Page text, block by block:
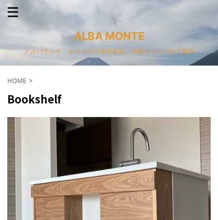
ALBA MONTE
アルバモンテ オリジナル造作家具・木製キャンプギア製作
HOME >
Bookshelf